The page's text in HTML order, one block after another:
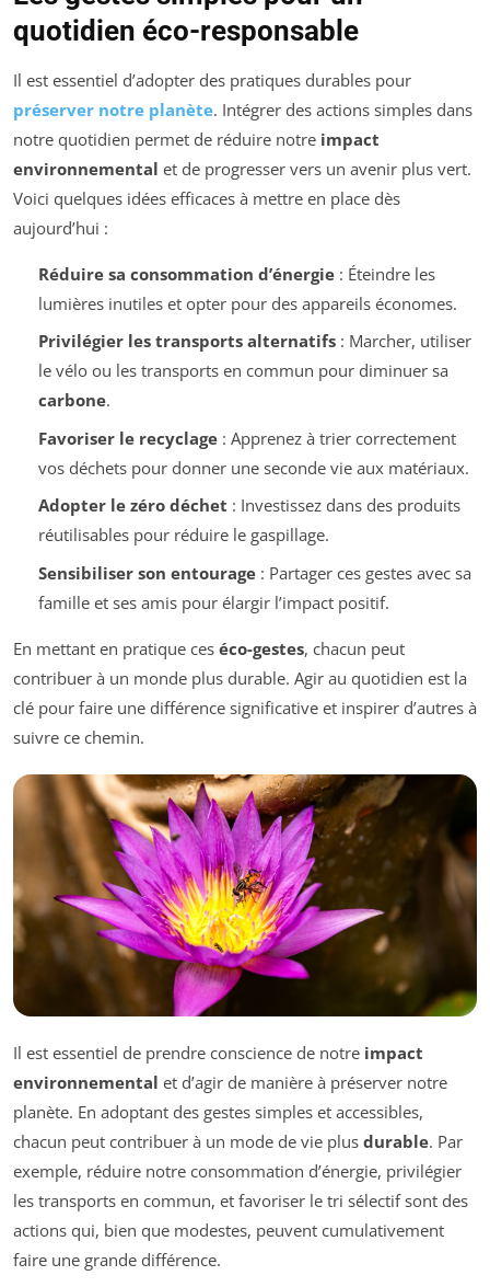
quotidien éco-responsable
Il est essentiel d’adopter des pratiques durables pour
préserver notre planète. Intégrer des actions simples dans
notre quotidien permet de réduire notre impact
environnemental et de progresser vers un avenir plus vert.
Voici quelques idées efficaces à mettre en place dès
aujourd’hui :
Réduire sa consommation d’énergie: Éteindre les
lumières inutiles et opter pour des appareils économes.
Privilégier les transports alternatifs: Marcher, utiliser
le vélo ou les transports en commun pour diminuer sa
carbone.
Favoriser le recyclage: Apprenez à trier correctement
vos déchets pour donner une seconde vie aux matériaux.
Adopter le zéro déchet : Investissez dans des produits
réutilisables pour réduire le gaspillage.
Sensibiliser son entourage: Partager ces gestes avec sa
famille et ses amis pour élargir l’impact positif.
En mettant en pratique ces éco-gestes, chacun peut
contribuer à un monde plus durable. Agir au quotidien est la
clé pour faire une différence significative et inspirer d’autres à
suivre ce chemin.
Il est essentiel de prendre conscience de notre impact
environnemental et d’agir de manière à préserver notre
planète. En adoptant des gestes simples et accessibles,
chacun peut contribuer à un mode de vie plus durable. Par
exemple, réduire notre consommation d’énergie, privilégier
les transports en commun, et favoriser le tri sélectif sont des
actions qui, bien que modestes, peuvent cumulativement
faire une grande différence.